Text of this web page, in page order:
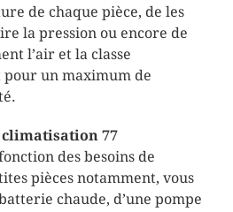
de chaque pièce, de les
la pression ou encore de
l’air et la classe
pour un maximum de
climatisation 77
des besoins de
pièces notamment, vous
chaude, d’une pompe